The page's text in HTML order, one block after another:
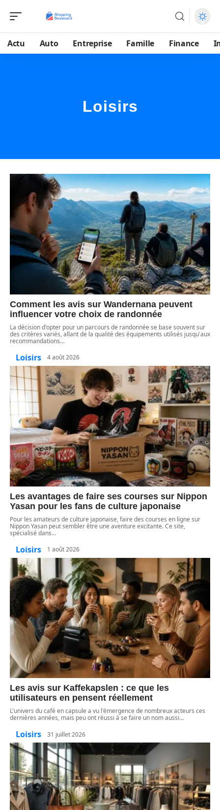
Actu Auto Entreprise Famille Finance
Loisirs
Comment les avis sur Wandernana peuvent
influencer votre choix de randonnée
La décision d'opter pour un parcours de randonnée se base souvent sur
des critères variés, allant de la qualité des équipements utilisés jusqu'aux
recommandations…
Loisirs 4 août 2026
Les avantages de faire ses courses sur Nippon
Yasan pour les fans de culture japonaise
Pour les amateurs de culture japonaise, faire des courses en ligne sur
Nippon Yasan peut sembler être une aventure excitante. Ce site,
spécialisé dans…
Loisirs 1 août 2026
Les avis sur Kaffekapslen : ce que les
utilisateurs en pensent réellement
L'univers du café en capsule a vu l'émergence de nombreux acteurs ces
dernières années, mais peu ont réussi à se faire un nom aussi…
Loisirs 31 juillet 2026